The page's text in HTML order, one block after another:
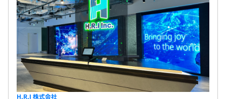
キャリアアドバイザーと現場で評価でそれぞれ評価しま
す。
プロジェクトの遂行度合いとご自身で目標とするスキルア
ップの達成度合いで総合的に評価しています。
H.R.I 株式会社